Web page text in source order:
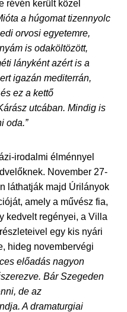
révén került közel
a húgomat tizennyolc
orvosi egyetemre,
is odaköltözött,
lányként azért is a
igazán mediterrán,
ez a kettő
utcában. Mindig is
oda.”
irodalmi élménnyel
November 27-
láthatják majd Úrilányok
amely a művész fia,
kedvelt regényei, a Villa
egy kis nyári
hideg novembervégi
előadás nagyon
Bár Szegeden
de az
A dramaturgiai